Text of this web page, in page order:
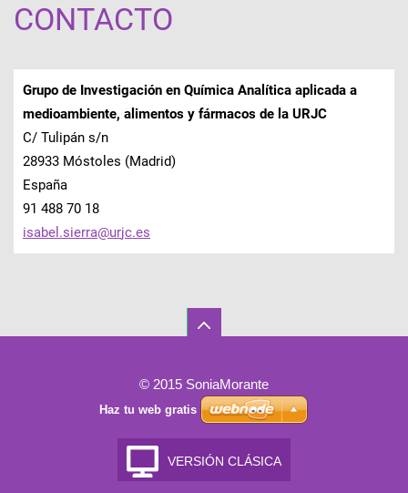
CONTACTO
Grupo de Investigación en Química Analítica aplicada a
medioambiente, alimentos y fármacos de la URJC
C/ Tulipán s/n
28933 Móstoles (Madrid)
España
91 488 70 18
isabel.sierra@urjc.es
© 2015 SoniaMorante
Haz tu web gratis
VERSIÓN CLÁSICA